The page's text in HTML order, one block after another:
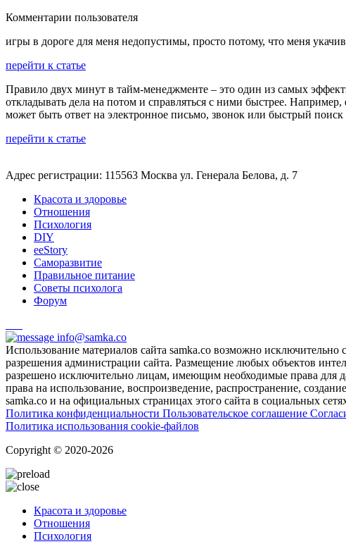
Комментарии пользователя
игры в дороге для меня недопустимы, просто потому, что меня
перейти к статье
Правило двух минут в тайм-менеджменте – это один из самых
откладывать дела на потом и справляться с ними быстрее.
может быть ответ на электронное письмо, звонок или быстрый
перейти к статье
Адрес регистрации: 115563 Москва ул. Генерала Белова, д. 7
Красота и здоровье
Отношения
Психология
DIY
ееStory
Саморазвитие
Правильное питание
Советы психолога
Форум
info@samka.co
Использование материалов сайта samka.co возможно
разрешения администрации сайта. Размещение любых объектов
разрешено исключительно лицам, имеющим необходимые права для
права на использование, воспроизведение, распространение,
samka.co и на официальных страницах этого сайта в социальных
Политика конфиденциальности Пользовательское соглашение
Политика использования cookie-файлов
Copyright © 2020-2026
Красота и здоровье
Отношения
Психология